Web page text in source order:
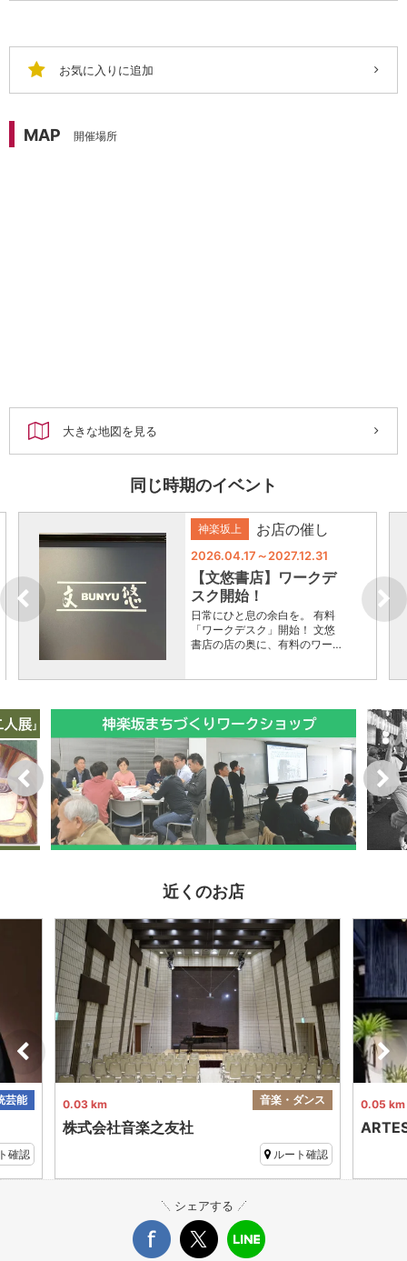
お気に入りに追加
MAP 開催場所
大きな地図を見る
同じ時期のイベント
神楽坂上 お店の催し
2026.04.17～2027.12.31
【文悠書店】​​ワークデ
スク開始！
日常にひと息の余白を。 有料
「ワークデスク」開始！ 文悠
書店の店の奥に、有料のワー…
近くのお店
芸能
確認
0.03 km 音楽・ダンス
株式会社音楽之友社
ルート確認
0.05 km
シェアする